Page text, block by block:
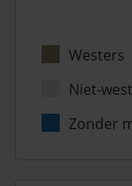
Westers
Niet-
Zonder